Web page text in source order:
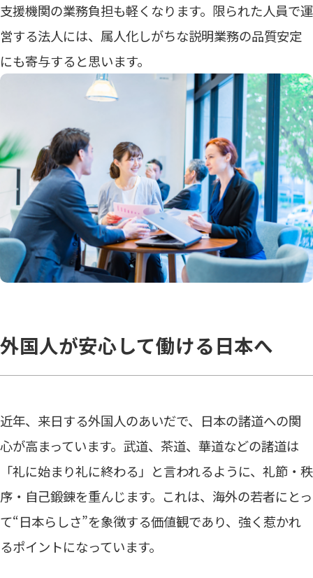
支援機関の業務負担も軽くなります。限られた人員で運
営する法人には、属人化しがちな説明業務の品質安定
にも寄与すると思います。
外国人が安心して働ける日本へ
近年、来日する外国人のあいだで、日本の諸道への関
心が高まっています。武道、茶道、華道などの諸道は
「礼に始まり礼に終わる」と言われるように、礼節・秩
序・自己鍛錬を重んじます。これは、海外の若者にとっ
て“日本らしさ”を象徴する価値観であり、強く惹かれ
るポイントになっています。